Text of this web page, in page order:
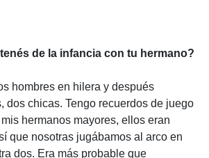
de la infancia con tu hermano?
hombres en hilera y después
dos chicas. Tengo recuerdos de juego
hermanos mayores, ellos eran
que nosotras jugábamos al arco en
dos. Era más probable que